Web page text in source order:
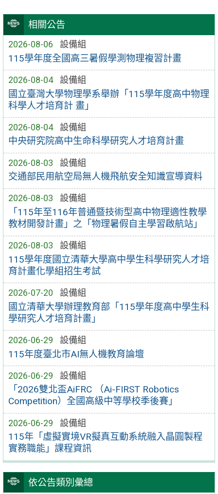
相關公告
2026-08-06 設備組
115學年度全國高三暑假學測物理複習計畫
2026-08-04 設備組
國立臺灣大學物理學系舉辦「115學年度高中物理
科學人才培育計 畫」
2026-08-04 設備組
中央研究院高中生命科學研究人才培育計畫
2026-08-03 設備組
交通部民用航空局無人機飛航安全知識宣導資料
2026-08-03 設備組
「115年至116年普通暨技術型高中物理適性教學
教材開發計畫」之「物理暑假自主學習啟航站」
2026-08-03 設備組
115學年度國立清華大學高中學生科學研究人才培
育計畫化學組招生考試
2026-07-20 設備組
國立清華大學辦理教育部「115學年度高中學生科
學研究人才培育計畫」
2026-06-29 設備組
115年度臺北市AI無人機教育論壇
2026-06-29 設備組
「2026雙北盃AiFRC （Ai-FIRST Robotics
Competition）全國高級中等學校季後賽」
2026-06-29 設備組
115年「虛擬實境VR擬真互動系統融入晶圓製程
實務職能」課程資訊
依公告類別彙總